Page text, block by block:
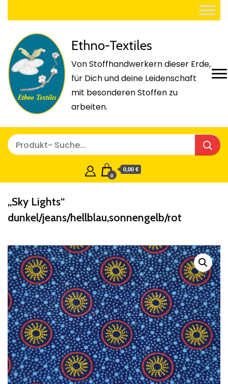
Ethno-Textiles
Von Stoffhandwerkern dieser Erde,
für Dich und deine Leidenschaft
mit besonderen Stoffen zu
arbeiten.
0
0,00 €
„Sky Lights“
dunkel/jeans/hellblau,sonnengelb/rot